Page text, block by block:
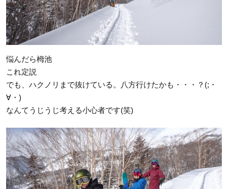
悩んだら栂池
これ定説
でも、ハクノリまで抜けている。八方行けたかも・・・？(;・
∀・)
なんてうじうじ考える小心者です(笑)